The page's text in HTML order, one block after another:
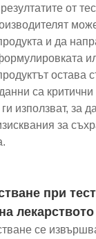
от
и да
остава
са критични
използват, за
за
при
лекарството
се